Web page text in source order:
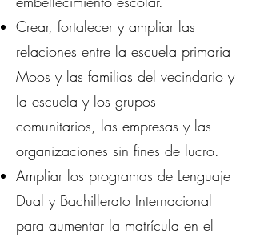
Crear, fortalecer y ampliar las
relaciones entre la escuela primaria
Moos y las familias del vecindario y
la escuela y los grupos
comunitarios, las empresas y las
organizaciones sin fines de lucro.
Ampliar los programas de Lenguaje
Dual y Bachillerato Internacional
para aumentar la matrícula en el